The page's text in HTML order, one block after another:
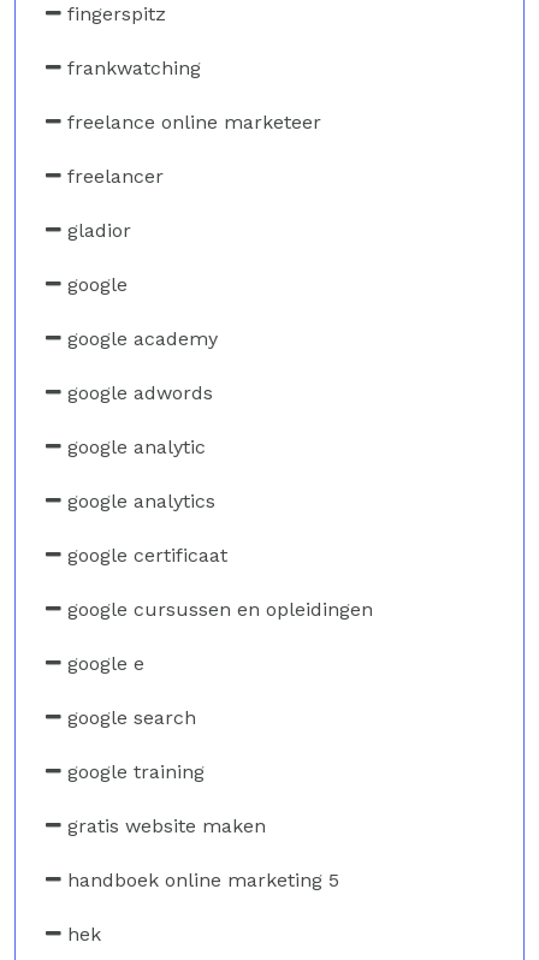
fingerspitz
frankwatching
freelance online marketeer
freelancer
gladior
google
google academy
google adwords
google analytic
google analytics
google certificaat
google cursussen en opleidingen
google e
google search
google training
gratis website maken
handboek online marketing 5
hek